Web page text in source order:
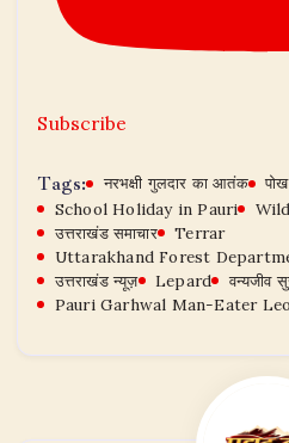
Subscribe
Tags: नरभक्षी गुलदार का आतंक
School Holiday in Pauri
उत्तराखंड समाचार
Terrar
Uttarakhand Forest
उत्तराखंड न्यूज़
Lepard वन्यजीव
​Pauri Garhwal Man-Eater